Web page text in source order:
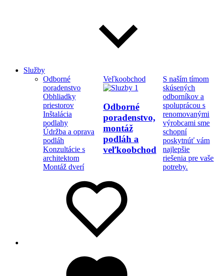
Služby
Odborné
poradenstvo
Obhliadky
priestorov
Inštalácia
podlahy
Údržba a oprava
podláh
Konzultácie s
architektom
Montáž dverí
Veľkoobchod
Odborné
poradenstvo,
montáž
podláh a
veľkoobchod
S naším tímom
skúsených
odborníkov a
spoluprácou s
renomovanými
výrobcami sme
schopní
poskytnúť vám
najlepšie
riešenia pre vaše
potreby.